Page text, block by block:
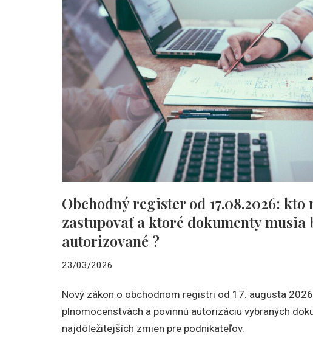
Obchodný register od 17.08.2026: kto
zastupovať a ktoré dokumenty musia
autorizované ?
23/03/2026
Nový zákon o obchodnom registri od 17. augusta
plnomocenstvách a povinnú autorizáciu vybraných
najdôležitejších zmien pre podnikateľov.